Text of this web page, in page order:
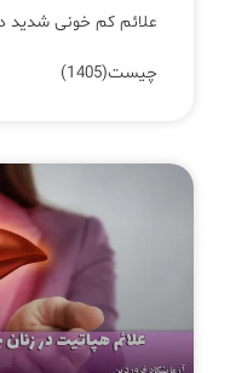
چیست(1405)